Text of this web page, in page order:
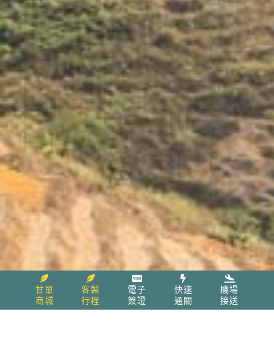
甘單
商城
客製
行程
電子
簽證
快速
通關
機場
接送